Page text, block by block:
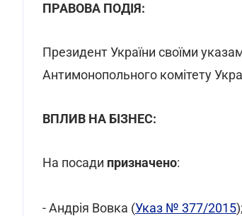
ПРАВОВА ПОДІЯ:
Президент України своїми
Антимонопольного комітету
ВПЛИВ НА БІЗНЕС:
На посади призначено:
- Андрія Вовка (Указ № 377/2015);